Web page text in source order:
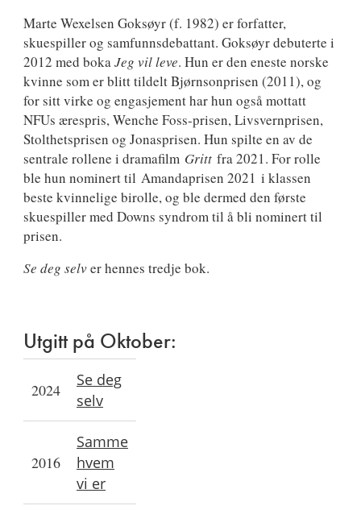
Marte
Wexelsen
Goksøyr
Marte Wexelsen Goksøyr(f. 1982) er forfatter,
skuespiller og samfunnsdebattant. Goksøyr debuterte i
2012 med bokaJeg vil leve. Hun er den eneste norske
kvinne som er blitt tildelt Bjørnsonprisen (2011), og
for sitt virke og engasjement har hun også mottatt
NFUs ærespris, Wenche Foss-prisen, Livsvernprisen,
Stolthetsprisen og Jonasprisen. Hun spilte en av de
sentrale rollene i dramafilm Gritt fra 2021. For rolle
ble hun nominert til Amandaprisen 2021 i klassen
beste kvinnelige birolle, og ble dermed den første
skuespiller med Downs syndrom til å bli nominert til
prisen.
Se deg selver hennes tredje bok.
Utgitt på Oktober:
2024
Se deg
selv
2016
Samme
hvem
vi er